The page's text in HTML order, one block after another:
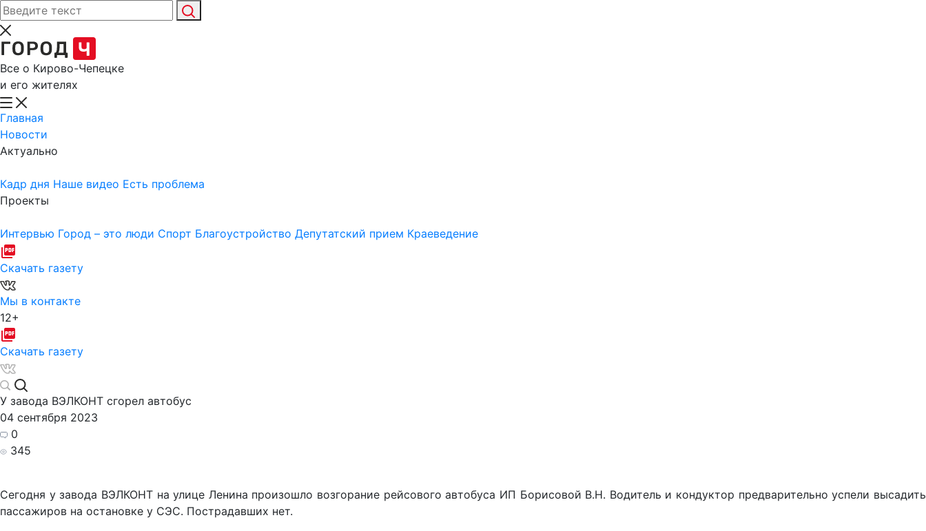
Все о Кирово-Чепецке
и его жителях
Главная
Новости
Актуально
Кадр дня Наше видео Есть проблема
Проекты
Интервью Город – это люди Спорт Благоустройство Депутатский прием Краеведение
Скачать газету
Мы в контакте
12+
Скачать газету
У завода ВЭЛКОНТ сгорел автобус
04 сентября 2023
0
345
Сегодня у завода ВЭЛКОНТ на улице Ленина произошло возгорание рейсового автобуса ИП Борисовой В.Н. Водитель и кондуктор предварительно успели высадить
пассажиров на остановке у СЭС. Пострадавших нет.